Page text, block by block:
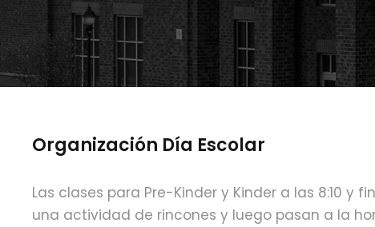
Organización Día Escolar
Las clases para Pre-Kinder y Kinder a las 8:10 y
una actividad de rincones y luego pasan a la